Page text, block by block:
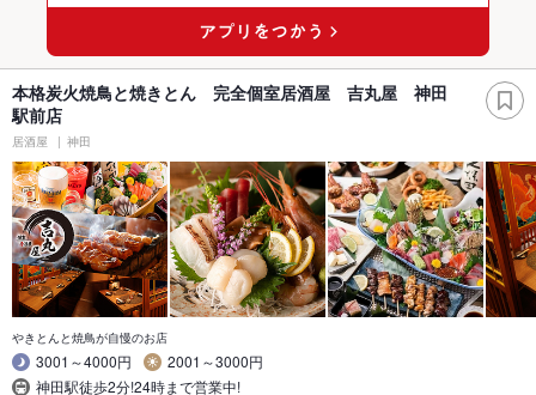
本格炭火焼鳥と焼きとん 完全個室居酒屋 吉丸屋 神田
駅前店
居酒屋 神田
やきとんと焼鳥が自慢のお店
3001～4000円
2001～3000円
神田駅徒歩2分!24時まで営業中!